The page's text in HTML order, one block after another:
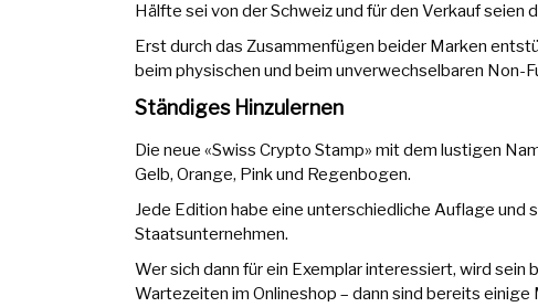
Hälfte sei von der Schweiz und für den Verkauf seien
Erst durch das Zusammenfügen beider Marken
beim physischen und beim unverwechselbaren Non-
Ständiges Hinzulernen
Die neue «Swiss Crypto Stamp» mit dem lustigen
Gelb, Orange, Pink und Regenbogen.
Jede Edition habe eine unterschiedliche Auflage und
Staatsunternehmen.
Wer sich dann für ein Exemplar interessiert, wird
Wartezeiten im Onlineshop – dann sind bereits